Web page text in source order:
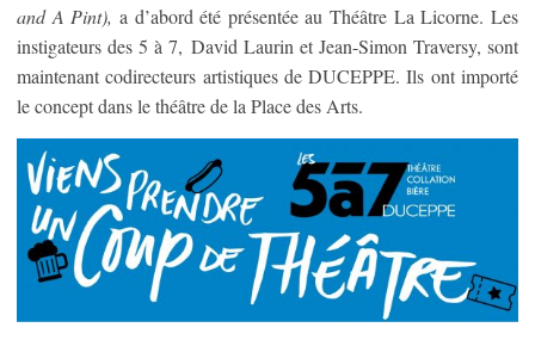
and A Pint), a d’abord été présentée au Théâtre La Licorne. Les
instigateurs des 5 à 7, David Laurin et Jean-Simon Traversy, sont
maintenant codirecteurs artistiques de DUCEPPE. Ils ont importé
le concept dans le théâtre de la Place des Arts.